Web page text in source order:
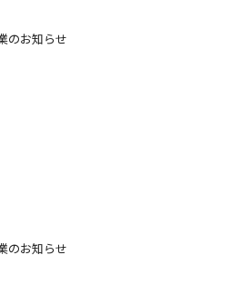
のお知らせ
のお知らせ